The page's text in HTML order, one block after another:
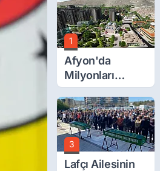
1
Afyon'da
Milyonları
İlgilendiren
Açıklama! Tarih
Netleşti!
3
Lafçı Ailesinin